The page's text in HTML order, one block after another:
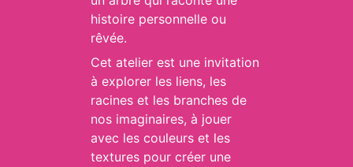
histoire personnelle ou
rêvée.
Cet atelier est une invitation
à explorer les liens, les
racines et les branches de
nos imaginaires, à jouer
avec les couleurs et les
textures pour créer une